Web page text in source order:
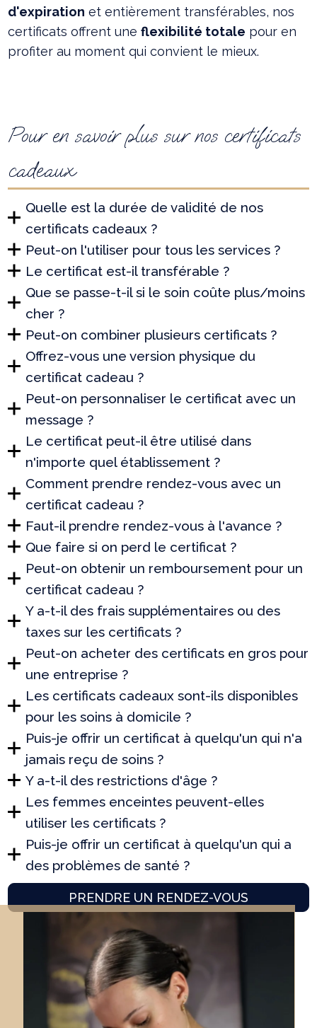
d'expiration et entièrement transférables, nos
certificats offrent uneflexibilité totale pour en
profiter au moment qui convient le mieux.
Pour en savoir plus sur nos certificats
cadeaux
Quelle est la durée de validité de nos
certificats cadeaux ?
Peut-on l'utiliser pour tous les services ?
Le certificat est-il transférable ?
Que se passe-t-il si le soin coûte plus/moins
cher ?
Peut-on combiner plusieurs certificats ?
Offrez-vous une version physique du
certificat cadeau ?
Peut-on personnaliser le certificat avec un
message ?
Le certificat peut-il être utilisé dans
n'importe quel établissement ?
Comment prendre rendez-vous avec un
certificat cadeau ?
Faut-il prendre rendez-vous à l'avance ?
Que faire si on perd le certificat ?
Peut-on obtenir un remboursement pour un
certificat cadeau ?
Y a-t-il des frais supplémentaires ou des
taxes sur les certificats ?
Peut-on acheter des certificats en gros pour
une entreprise ?
Les certificats cadeaux sont-ils disponibles
pour les soins à domicile ?
Puis-je offrir un certificat à quelqu'un qui n'a
jamais reçu de soins ?
Y a-t-il des restrictions d'âge ?
Les femmes enceintes peuvent-elles
utiliser les certificats ?
Puis-je offrir un certificat à quelqu'un qui a
des problèmes de santé ?
PRENDRE UN RENDEZ-VOUS